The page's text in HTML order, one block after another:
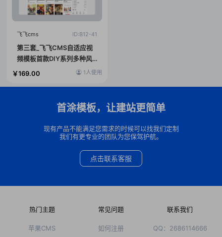
飞飞cms ID:B12-41
第三套_飞飞CMS自适应视
频模板首款DIY系列多种风
格样式任选【第三套】1人使用
￥169.00
首涂模板，让建站更简单
现有产品不能满足您需求的时候可以找我们定制
我们有更专业的团队为您保驾护航。
点击联系客服
热门主题
苹果CMS
常见问题
如何注册
联系我们
QQ：2686114666